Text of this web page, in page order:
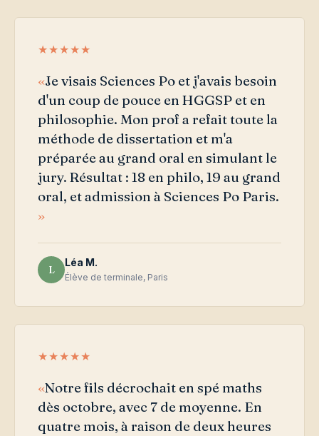
★★★★★
Je visais Sciences Po et j'avais besoin
d'un coup de pouce en HGGSP et en
philosophie. Mon prof a refait toute la
méthode de dissertation et m'a
préparée au grand oral en simulant le
jury. Résultat : 18 en philo, 19 au grand
oral, et admission à Sciences Po Paris.
L
Léa M.
Élève de terminale, Paris
★★★★★
Notre fils décrochait en spé maths
dès octobre, avec 7 de moyenne. En
quatre mois, à raison de deux heures